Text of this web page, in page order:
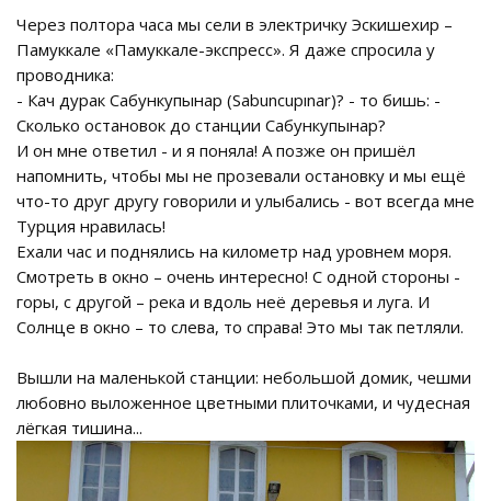
Через полтора часа мы сели в электричку Эскишехир –
Памуккале «Памуккале-экспресс». Я даже спросила у
проводника:
- Кач дурак Сабункупынар (Sabuncupınar)? - то бишь: -
Сколько остановок до станции Сабункупынар?
И он мне ответил - и я поняла! А позже он пришёл
напомнить, чтобы мы не прозевали остановку и мы ещё
что-то друг другу говорили и улыбались - вот всегда мне
Турция нравилась!
Ехали час и поднялись на километр над уровнем моря.
Смотреть в окно – очень интересно! С одной стороны -
горы, с другой – река и вдоль неё деревья и луга. И
Солнце в окно – то слева, то справа! Это мы так петляли.
Вышли на маленькой станции: небольшой домик, чешми
любовно выложенное цветными плиточками, и чудесная
лёгкая тишина...